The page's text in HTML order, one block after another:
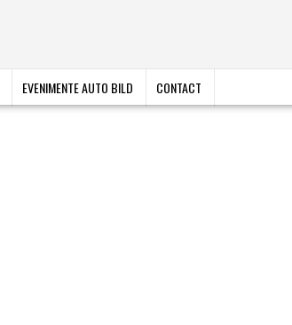
EVENIMENTE AUTO BILD CONTACT